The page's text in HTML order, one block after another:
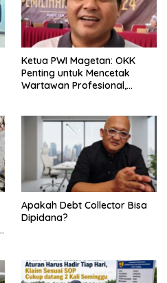
Ketua PWI Magetan: OKK
Penting untuk Mencetak
Wartawan Profesional,
Apakah Debt Collector Bisa
Dipidana?